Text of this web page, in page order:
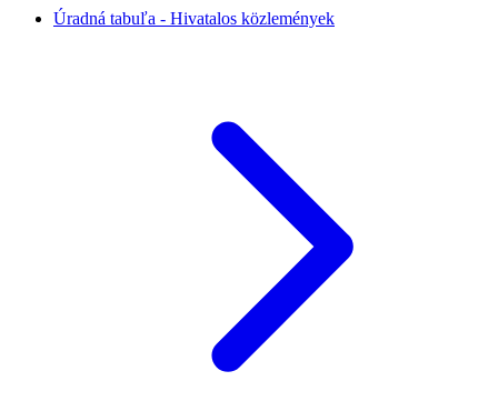
Úradná tabuľa - Hivatalos közlemények